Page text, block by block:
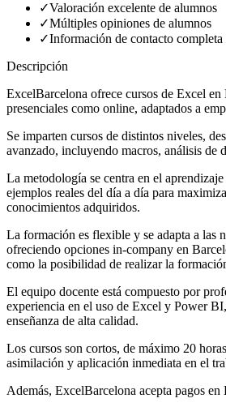
✓Valoración excelente de alumnos
✓Múltiples opiniones de alumnos
✓Información de contacto completa
Descripción
ExcelBarcelona ofrece cursos de Excel en
presenciales como online, adaptados a
Se imparten cursos de distintos niveles,
avanzado, incluyendo macros, análisis de
La metodología se centra en el
ejemplos reales del día a día para
conocimientos adquiridos.
La formación es flexible y se adapta a las
ofreciendo opciones in-company en
como la posibilidad de realizar la
El equipo docente está compuesto por
experiencia en el uso de Excel y Power
enseñanza de alta calidad.
Los cursos son cortos, de máximo 20
asimilación y aplicación inmediata en el
Además, ExcelBarcelona acepta pagos en